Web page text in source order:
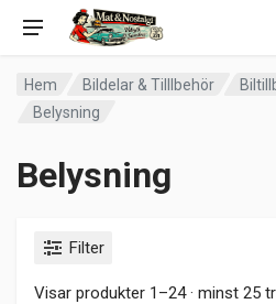
Hem Bildelar & Tilllbehör
Belysning
Belysning
Filter
Visar produkter 1–24 · minst 25